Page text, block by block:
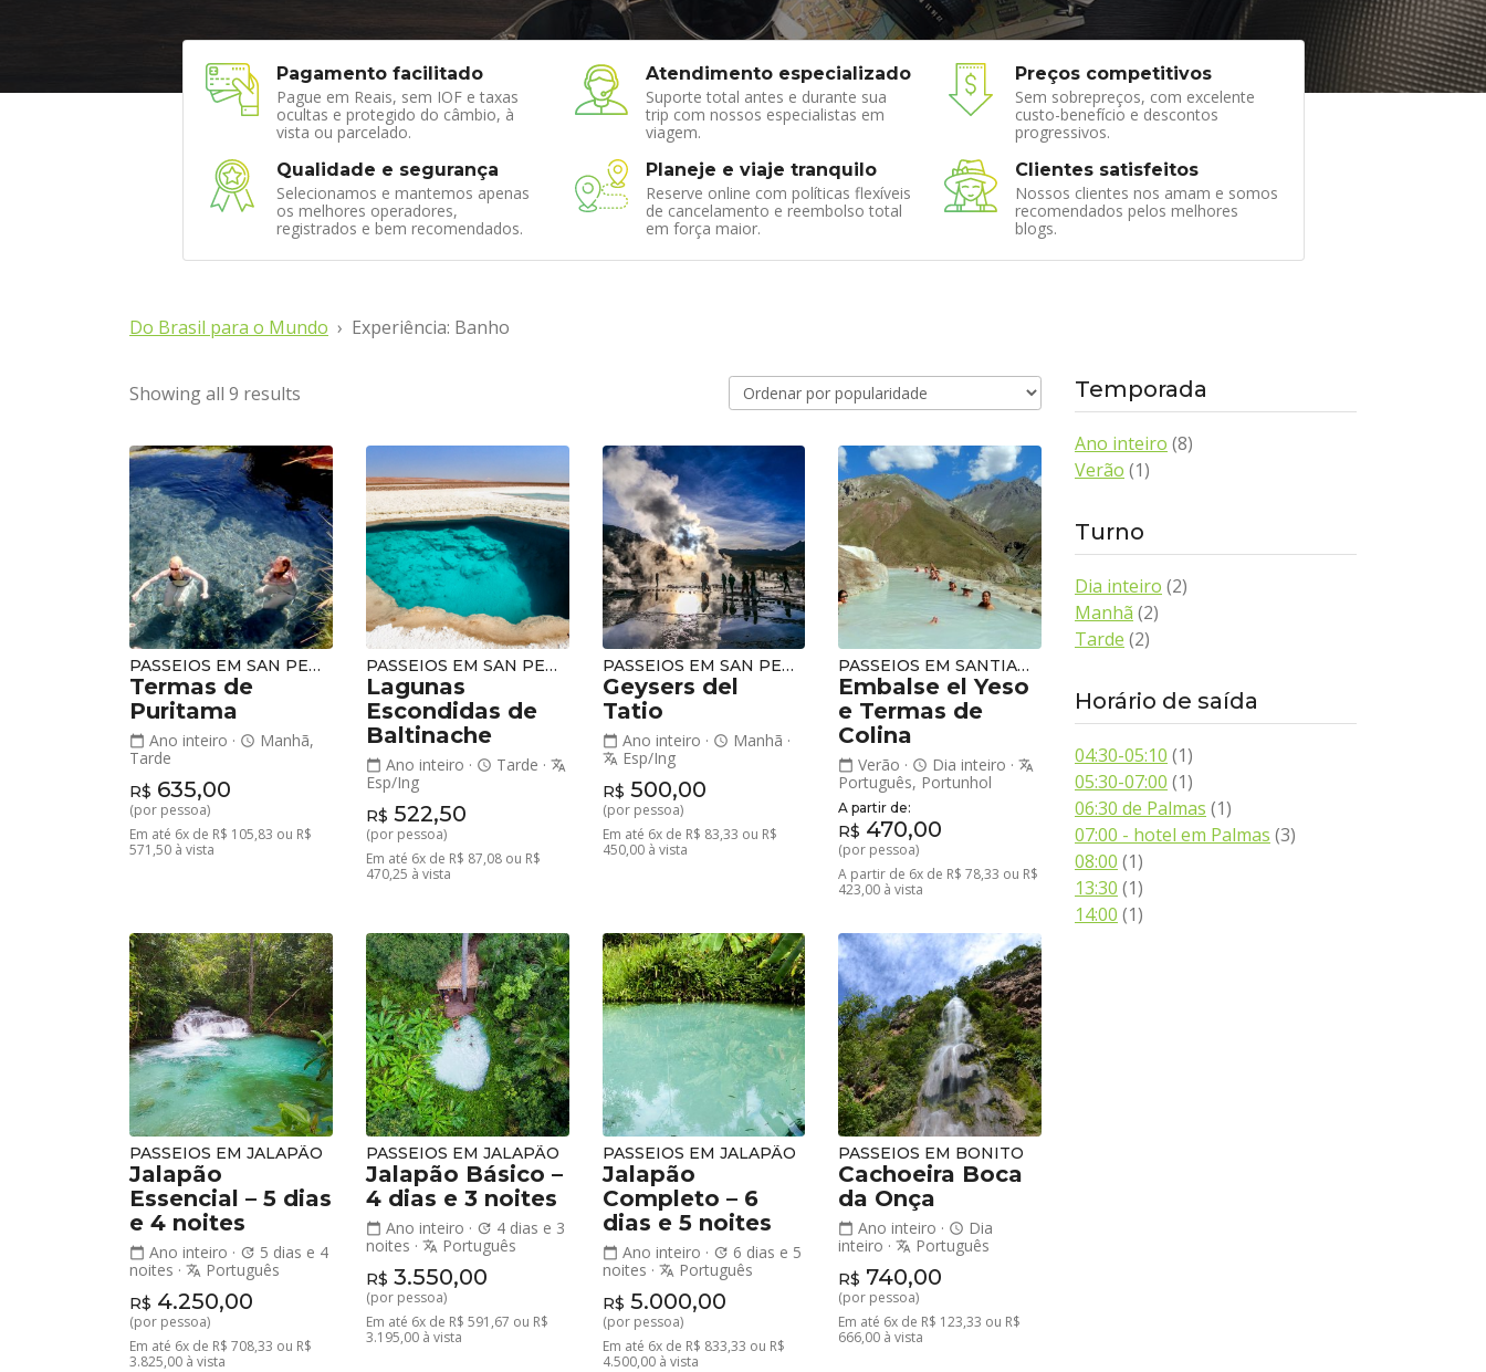
Pagamento facilitado
Pague em Reais, sem IOF e taxas
ocultas e protegido do câmbio, à
vista ou parcelado.
Atendimento especializado
Suporte total antes e durante sua
trip com nossos especialistas em
viagem.
Preços competitivos
Sem sobrepreços, com excelente
custo-benefício e descontos
progressivos.
Qualidade e segurança
Selecionamos e mantemos apenas
os melhores operadores,
registrados e bem recomendados.
Planeje e viaje tranquilo
Reserve online com políticas flexíveis
de cancelamento e reembolso total
em força maior.
Clientes satisfeitos
Nossos clientes nos amam e somos
recomendados pelos melhores
blogs.
Do Brasil para o Mundo Experiência: Banho
Showing all 9 results
PASSEIOS EM SAN PEDRO DE ATACAMA
Termas de
Puritama
calendar_today Ano inteiro · schedule Manhã,
Tarde
R$ 635,00
(por pessoa)
Em até 6x de R$ 105,83 ou R$
571,50 à vista
PASSEIOS EM SAN PEDRO DE ATACAMA
Lagunas
Escondidas de
Baltinache
calendar_today Ano inteiro · schedule Tarde · translate
Esp/Ing
R$ 522,50
(por pessoa)
Em até 6x de R$ 87,08 ou R$
470,25 à vista
PASSEIOS EM SAN PEDRO DE ATACAMA
Geysers del
Tatio
calendar_today Ano inteiro · schedule Manhã ·
translate Esp/Ing
R$ 500,00
(por pessoa)
Em até 6x de R$ 83,33 ou R$
450,00 à vista
PASSEIOS EM SANTIAGO
Embalse el Yeso
e Termas de
Colina
calendar_today Verão · schedule Dia inteiro ·translate
Português, Portunhol
A partir de:
R$ 470,00
(por pessoa)
A partir de 6x de R$ 78,33 ou R$
423,00 à vista
PASSEIOS EM JALAPÃO
Jalapão
Essencial – 5 dias
e 4 noites
calendar_today Ano inteiro · update 5 dias e 4
noites · translate Português
R$ 4.250,00
(por pessoa)
Em até 6x de R$ 708,33 ou R$
3.825,00 à vista
PASSEIOS EM JALAPÃO
Jalapão Básico –
4 dias e 3 noites
calendar_today Ano inteiro · update 4 dias e 3
noites · translate Português
R$ 3.550,00
(por pessoa)
Em até 6x de R$ 591,67 ou R$
3.195,00 à vista
PASSEIOS EM JALAPÃO
Jalapão
Completo – 6
dias e 5 noites
calendar_today Ano inteiro · update 6 dias e 5
noites · translate Português
R$ 5.000,00
(por pessoa)
Em até 6x de R$ 833,33 ou R$
4.500,00 à vista
PASSEIOS EM BONITO
Cachoeira Boca
da Onça
calendar_today Ano inteiro · schedule Dia
inteiro ·translate Português
R$ 740,00
(por pessoa)
Em até 6x de R$ 123,33 ou R$
666,00 à vista
Temporada
Ano inteiro (8)
Verão (1)
Turno
Dia inteiro (2)
Manhã (2)
Tarde (2)
Horário de saída
04:30-05:10 (1)
05:30-07:00 (1)
06:30 de Palmas (1)
07:00 - hotel em Palmas (3)
08:00 (1)
13:30 (1)
14:00 (1)